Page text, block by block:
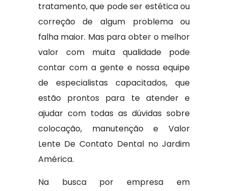
tratamento, que pode ser estética ou
correção de algum problema ou
falha maior. Mas para obter o melhor
valor com muita qualidade pode
contar com a gente e nossa equipe
de especialistas capacitados, que
estão prontos para te atender e
ajudar com todas as dúvidas sobre
colocação, manutenção e Valor
Lente De Contato Dental no Jardim
América.
Na busca por empresa em